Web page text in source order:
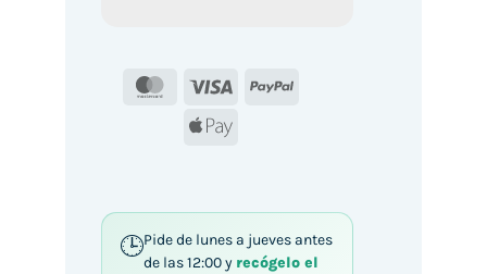
MasterCard
Visa
PayPal
Apple
Pide de lunes a jueves antes
de las 12:00 y recógelo el